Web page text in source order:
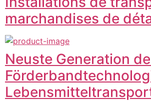
marchandises de
Neuste Generation